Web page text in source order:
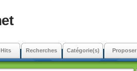
Recherches Catégorie(s) Proposer